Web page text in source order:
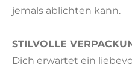
jemals ablichten kann.
STILVOLLE
Dich erwartet ein